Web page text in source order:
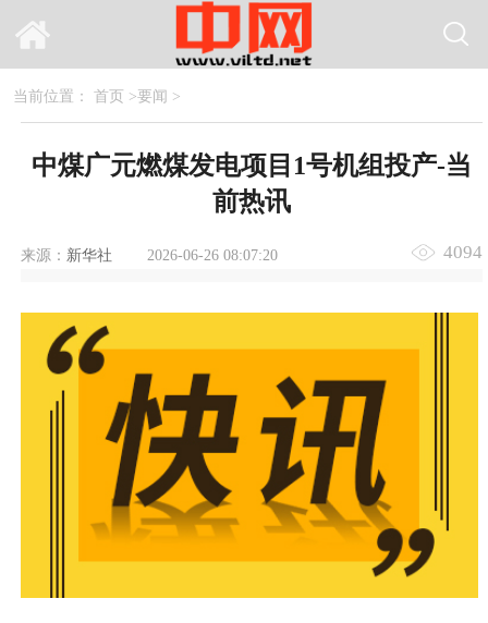
当前位置： 首页 >要闻 >
中煤广元燃煤发电项目1号机组投产-当
前热讯
来源： 新华社 2026-06-26 08:07:20 4094